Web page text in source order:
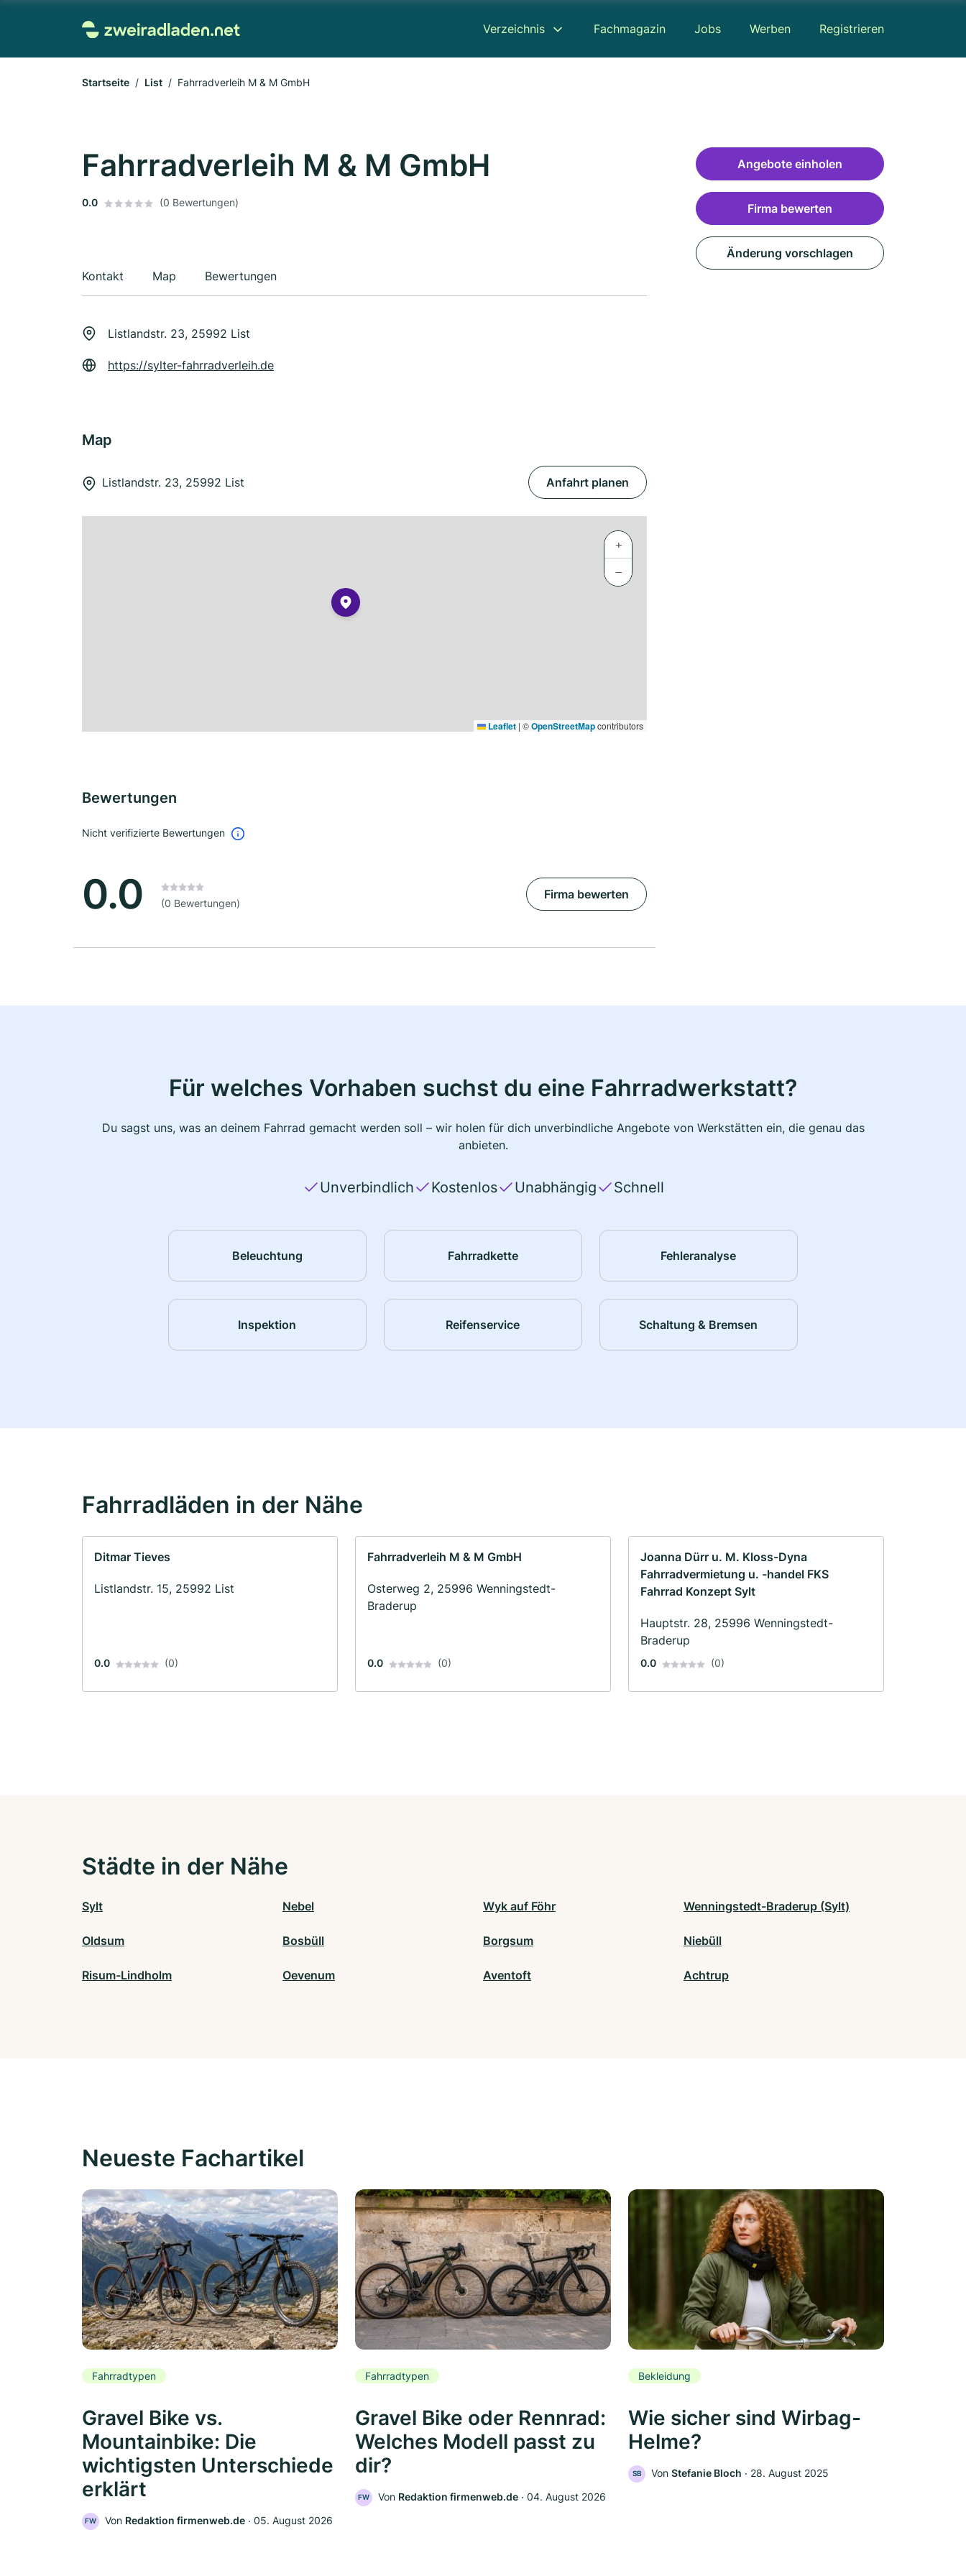
Verzeichnis Fachmagazin Jobs Werben Registrieren
Startseite List Fahrradverleih M & M GmbH
Fahrradverleih M & M GmbH
0.0 (0 Bewertungen)
Kontakt Map Bewertungen
Listlandstr. 23, 25992 List
https://sylter-fahrradverleih.de
Map
Listlandstr. 23, 25992 List Anfahrt planen
+
−
Leaflet | ©OpenStreetMapcontributors
Bewertungen
Nicht verifizierte Bewertungen
0.0 (0 Bewertungen)
Firma bewerten
Angebote einholen
Firma bewerten
Änderung vorschlagen
Für welches Vorhaben suchst du eine Fahrradwerkstatt?
Du sagst uns, was an deinem Fahrrad gemacht werden soll – wir holen für dich unverbindliche Angebote von Werkstätten ein, die genau das
anbieten.
Unverbindlich Kostenlos Unabhängig Schnell
Beleuchtung Fahrradkette Fehleranalyse
Inspektion Reifenservice Schaltung & Bremsen
Fahrradläden in der Nähe
Ditmar Tieves
Listlandstr. 15, 25992 List
0.0 (0)
Fahrradverleih M & M GmbH
Osterweg 2, 25996 Wenningstedt-
Braderup
0.0 (0)
Joanna Dürr u. M. Kloss-Dyna
Fahrradvermietung u. -handel FKS
Fahrrad Konzept Sylt
Hauptstr. 28, 25996 Wenningstedt-
Braderup
0.0 (0)
Städte in der Nähe
Sylt Nebel Wyk auf Föhr Wenningstedt-Braderup (Sylt)
Oldsum Bosbüll Borgsum Niebüll
Risum-Lindholm Oevenum Aventoft Achtrup
Neueste Fachartikel
Fahrradtypen
Gravel Bike vs.
Mountainbike: Die
wichtigsten Unterschiede
erklärt
FW Von Redaktion firmenweb.de ‧ 05. August 2026
Fahrradtypen
Gravel Bike oder Rennrad:
Welches Modell passt zu
dir?
FW Von Redaktion firmenweb.de ‧ 04. August 2026
Bekleidung
Wie sicher sind Wirbag-
Helme?
SB Von Stefanie Bloch ‧ 28. August 2025